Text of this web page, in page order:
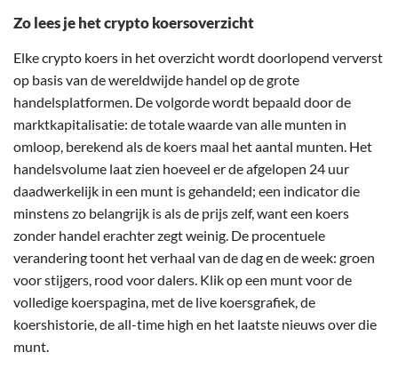
Zo lees je het crypto koersoverzicht
Elke crypto koers in het overzicht wordt doorlopend ververst
op basis van de wereldwijde handel op de grote
handelsplatformen. De volgorde wordt bepaald door de
marktkapitalisatie: de totale waarde van alle munten in
omloop, berekend als de koers maal het aantal munten. Het
handelsvolume laat zien hoeveel er de afgelopen 24 uur
daadwerkelijk in een munt is gehandeld; een indicator die
minstens zo belangrijk is als de prijs zelf, want een koers
zonder handel erachter zegt weinig. De procentuele
verandering toont het verhaal van de dag en de week: groen
voor stijgers, rood voor dalers. Klik op een munt voor de
volledige koerspagina, met de live koersgrafiek, de
koershistorie, de all-time high en het laatste nieuws over die
munt.